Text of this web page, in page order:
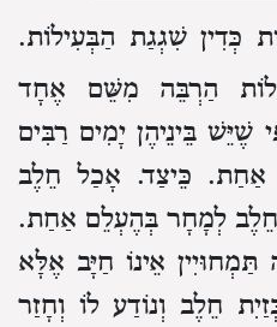
כְּדִין שִׁגְגַת הַבְּעִילוֹת.
הַרְבֵּה מִשֵּׁם אֶחָד
שֶׁיֵּשׁ בֵּינֵיהֶן יָמִים רַבִּים
אַחַת. כֵּיצַד. אָכַל חֵלֶב
לְמָחָר בְּהֶעְלֵם אַחַת.
אֵינוֹ חַיָּב אֶלָּא
חֵלֶב וְנוֹדַע לוֹ וְחָזַר